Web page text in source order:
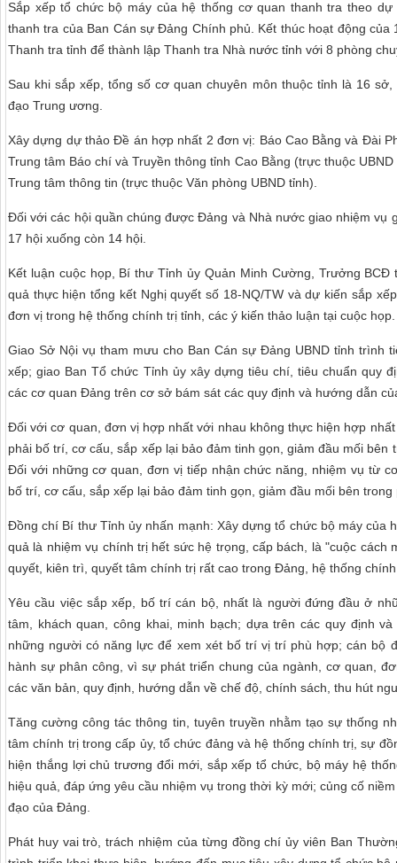
Sắp xếp tổ chức bộ máy của hệ thống cơ quan thanh tra theo
thanh tra của Ban Cán sự Đảng Chính phủ. Kết thúc hoạt động
Thanh tra tỉnh để thành lập Thanh tra Nhà nước tỉnh với 8 phòng
Sau khi sắp xếp, tổng số cơ quan chuyên môn thuộc tỉnh là 16
đạo Trung ương.
Xây dựng dự thảo Đề án hợp nhất 2 đơn vị: Báo Cao Bằng và Đài
Trung tâm Báo chí và Truyền thông tỉnh Cao Bằng (trực thuộc
Trung tâm thông tin (trực thuộc Văn phòng UBND tỉnh).
Đối với các hội quần chúng được Đảng và Nhà nước giao nhiệm vụ
17 hội xuống còn 14 hội.
Kết luận cuộc họp, Bí thư Tỉnh ủy Quản Minh Cường, Trưởng
quả thực hiện tổng kết Nghị quyết số 18-NQ/TW và dự kiến sắp
đơn vị trong hệ thống chính trị tỉnh, các ý kiến thảo luận tại cuộc họp.
Giao Sở Nội vụ tham mưu cho Ban Cán sự Đảng UBND tỉnh trình
xếp; giao Ban Tổ chức Tỉnh ủy xây dựng tiêu chí, tiêu chuẩn quy
các cơ quan Đảng trên cơ sở bám sát các quy định và hướng dẫn
Đối với cơ quan, đơn vị hợp nhất với nhau không thực hiện hợp
phải bố trí, cơ cấu, sắp xếp lại bảo đảm tinh gọn, giảm đầu mối
Đối với những cơ quan, đơn vị tiếp nhận chức năng, nhiệm vụ từ
bố trí, cơ cấu, sắp xếp lại bảo đảm tinh gọn, giảm đầu mối bên
Đồng chí Bí thư Tỉnh ủy nhấn mạnh: Xây dựng tổ chức bộ máy của
quả là nhiệm vụ chính trị hết sức hệ trọng, cấp bách, là "cuộc cách
quyết, kiên trì, quyết tâm chính trị rất cao trong Đảng, hệ thống
Yêu cầu việc sắp xếp, bố trí cán bộ, nhất là người đứng đầu ở
tâm, khách quan, công khai, minh bạch; dựa trên các quy định
những người có năng lực để xem xét bố trí vị trí phù hợp; cán bộ
hành sự phân công, vì sự phát triển chung của ngành, cơ quan,
các văn bản, quy định, hướng dẫn về chế độ, chính sách, thu hút
Tăng cường công tác thông tin, tuyên truyền nhằm tạo sự thống
tâm chính trị trong cấp ủy, tổ chức đảng và hệ thống chính trị, sự
hiện thắng lợi chủ trương đổi mới, sắp xếp tổ chức, bộ máy hệ
hiệu quả, đáp ứng yêu cầu nhiệm vụ trong thời kỳ mới; củng cố
đạo của Đảng.
Phát huy vai trò, trách nhiệm của từng đồng chí ủy viên Ban